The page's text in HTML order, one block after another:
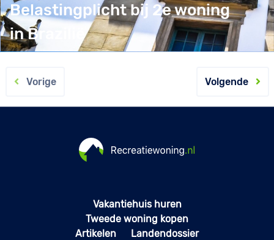
Belastingplicht bij 2e woning
in Brazilië
Vorige Volgende
Vakantiehuis huren
Tweede woning kopen
Artikelen
Landendossier